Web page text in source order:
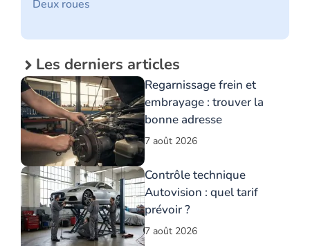
Deux roues
Les derniers articles
Regarnissage frein et
embrayage : trouver la
bonne adresse
7 août 2026
Contrôle technique
Autovision : quel tarif
prévoir ?
7 août 2026